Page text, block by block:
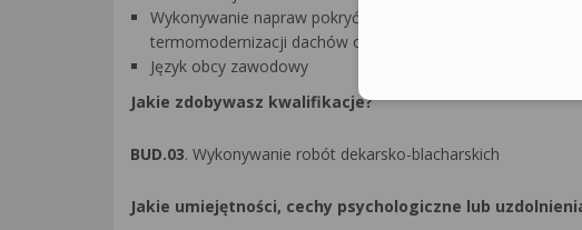
Wykonywanie napraw pokryć dachowych, obróbek
termomodernizacji dachów oraz rozbiórek pokryć
Język obcy zawodowy
Jakie zdobywasz kwalifikacje?
BUD.03. Wykonywanie robót dekarsko-blacharskich
Jakie umiejętności, cechy psychologiczne lub